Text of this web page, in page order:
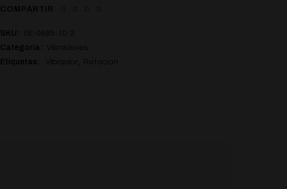
COMPARTIR
SKU: SE-0685-10-2
Categoría: Vibradores
Etiquetas: Vibrador Rotacion